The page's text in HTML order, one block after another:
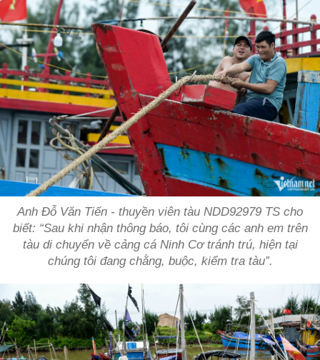
Anh Đỗ Văn Tiến - thuyền viên tàu NDD92979 TS cho
biết: “Sau khi nhận thông báo, tôi cùng các anh em trên
tàu di chuyển về cảng cá Ninh Cơ tránh trú, hiện tại
chúng tôi đang chằng, buộc, kiểm tra tàu”.